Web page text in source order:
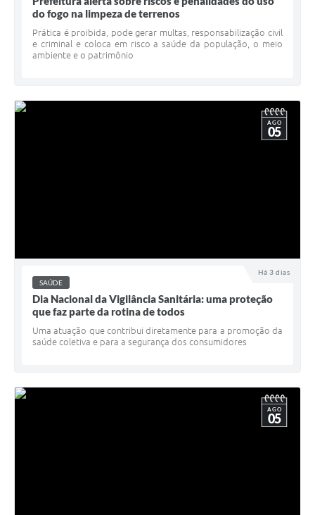
do fogo na limpeza de terrenos
Prática é proibida, pode gerar multas, responsabilização civil
e criminal e coloca em risco a saúde da população, o meio
ambiente e o patrimônio
Há 3 dias
AGO
05
SAÚDE
Dia Nacional da Vigilância Sanitária: uma proteção
que faz parte da rotina de todos
Uma atuação que contribui diretamente para a promoção da
saúde coletiva e para a segurança dos consumidores
AGO
05